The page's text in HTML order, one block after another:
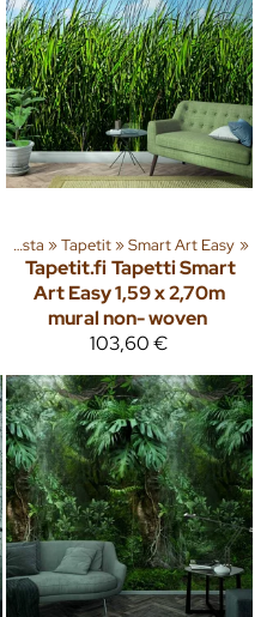
Sisusta ‪»Tapetit‪»Smart Art Easy ‪»
Tapetit.fiTapetti Smart
Art Easy 1,59 x 2,70m
mural non- woven
103,60 €